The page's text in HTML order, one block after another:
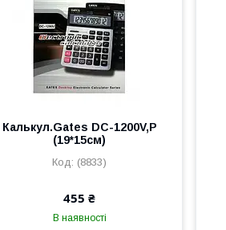
Калькул.Gates DC-1200V,P
(19*15см)
(8833)
455 ₴
В наявності